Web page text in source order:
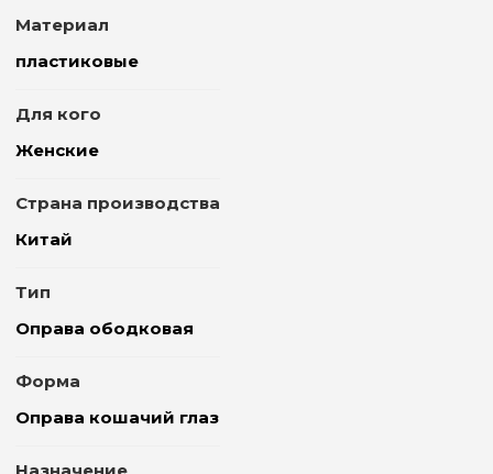
Материал
пластиковые
Для кого
Женские
Страна производства
Китай
Тип
Оправа ободковая
Форма
Оправа кошачий глаз
Назначение